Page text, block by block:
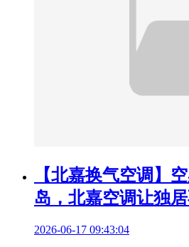
【北嘉换气空调】
岛，北嘉空调让独
2026-06-17 09:43:04